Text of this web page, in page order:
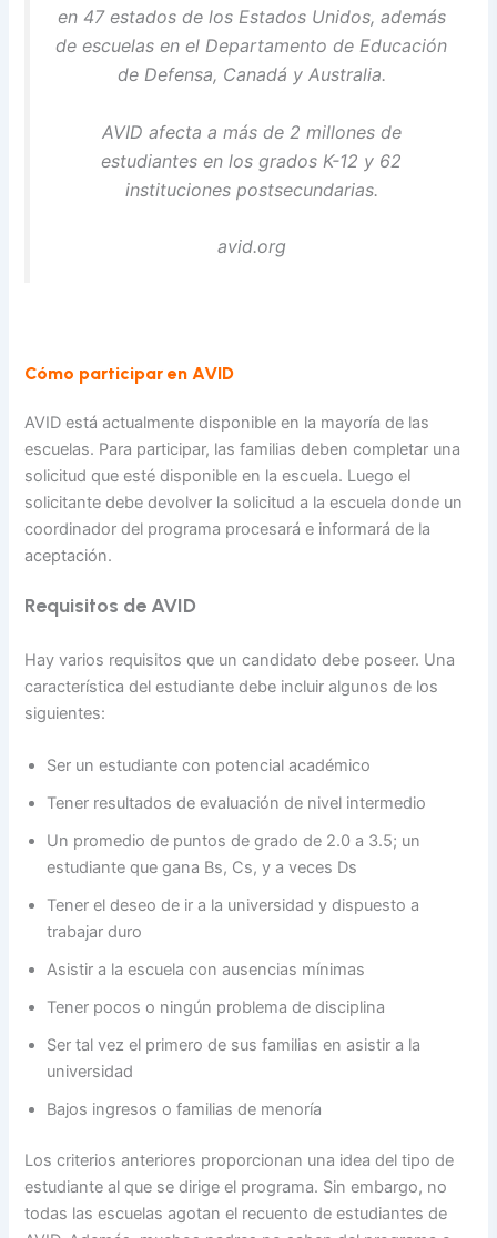
en 47 estados de los Estados Unidos, además
de escuelas en el Departamento de Educación
de Defensa, Canadá y Australia.
AVID afecta a más de 2 millones de
estudiantes en los grados K-12 y 62
instituciones postsecundarias.
avid.org
Cómo participar en AVID
AVID está actualmente disponible en la mayoría de las
escuelas. Para participar, las familias deben completar una
solicitud que esté disponible en la escuela. Luego el
solicitante debe devolver la solicitud a la escuela donde un
coordinador del programa procesará e informará de la
aceptación.
Requisitos de AVID
Hay varios requisitos que un candidato debe poseer. Una
característica del estudiante debe incluir algunos de los
siguientes:
Ser un estudiante con potencial académico
Tener resultados de evaluación de nivel intermedio
Un promedio de puntos de grado de 2.0 a 3.5; un
estudiante que gana Bs, Cs, y a veces Ds
Tener el deseo de ir a la universidad y dispuesto a
trabajar duro
Asistir a la escuela con ausencias mínimas
Tener pocos o ningún problema de disciplina
Ser tal vez el primero de sus familias en asistir a la
universidad
Bajos ingresos o familias de menoría
Los criterios anteriores proporcionan una idea del tipo de
estudiante al que se dirige el programa. Sin embargo, no
todas las escuelas agotan el recuento de estudiantes de